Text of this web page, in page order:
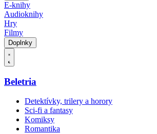
E-knihy
Audioknihy
Hry
Filmy
Doplnky
Beletria
Detektívky, trilery a horory
Sci-fi a fantasy
Komiksy
Romantika